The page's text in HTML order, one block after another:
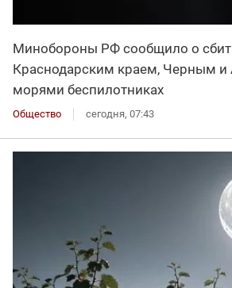
Минобороны РФ сообщило о
Краснодарским краем, Черным и
морями беспилотниках
Общество сегодня, 07:43